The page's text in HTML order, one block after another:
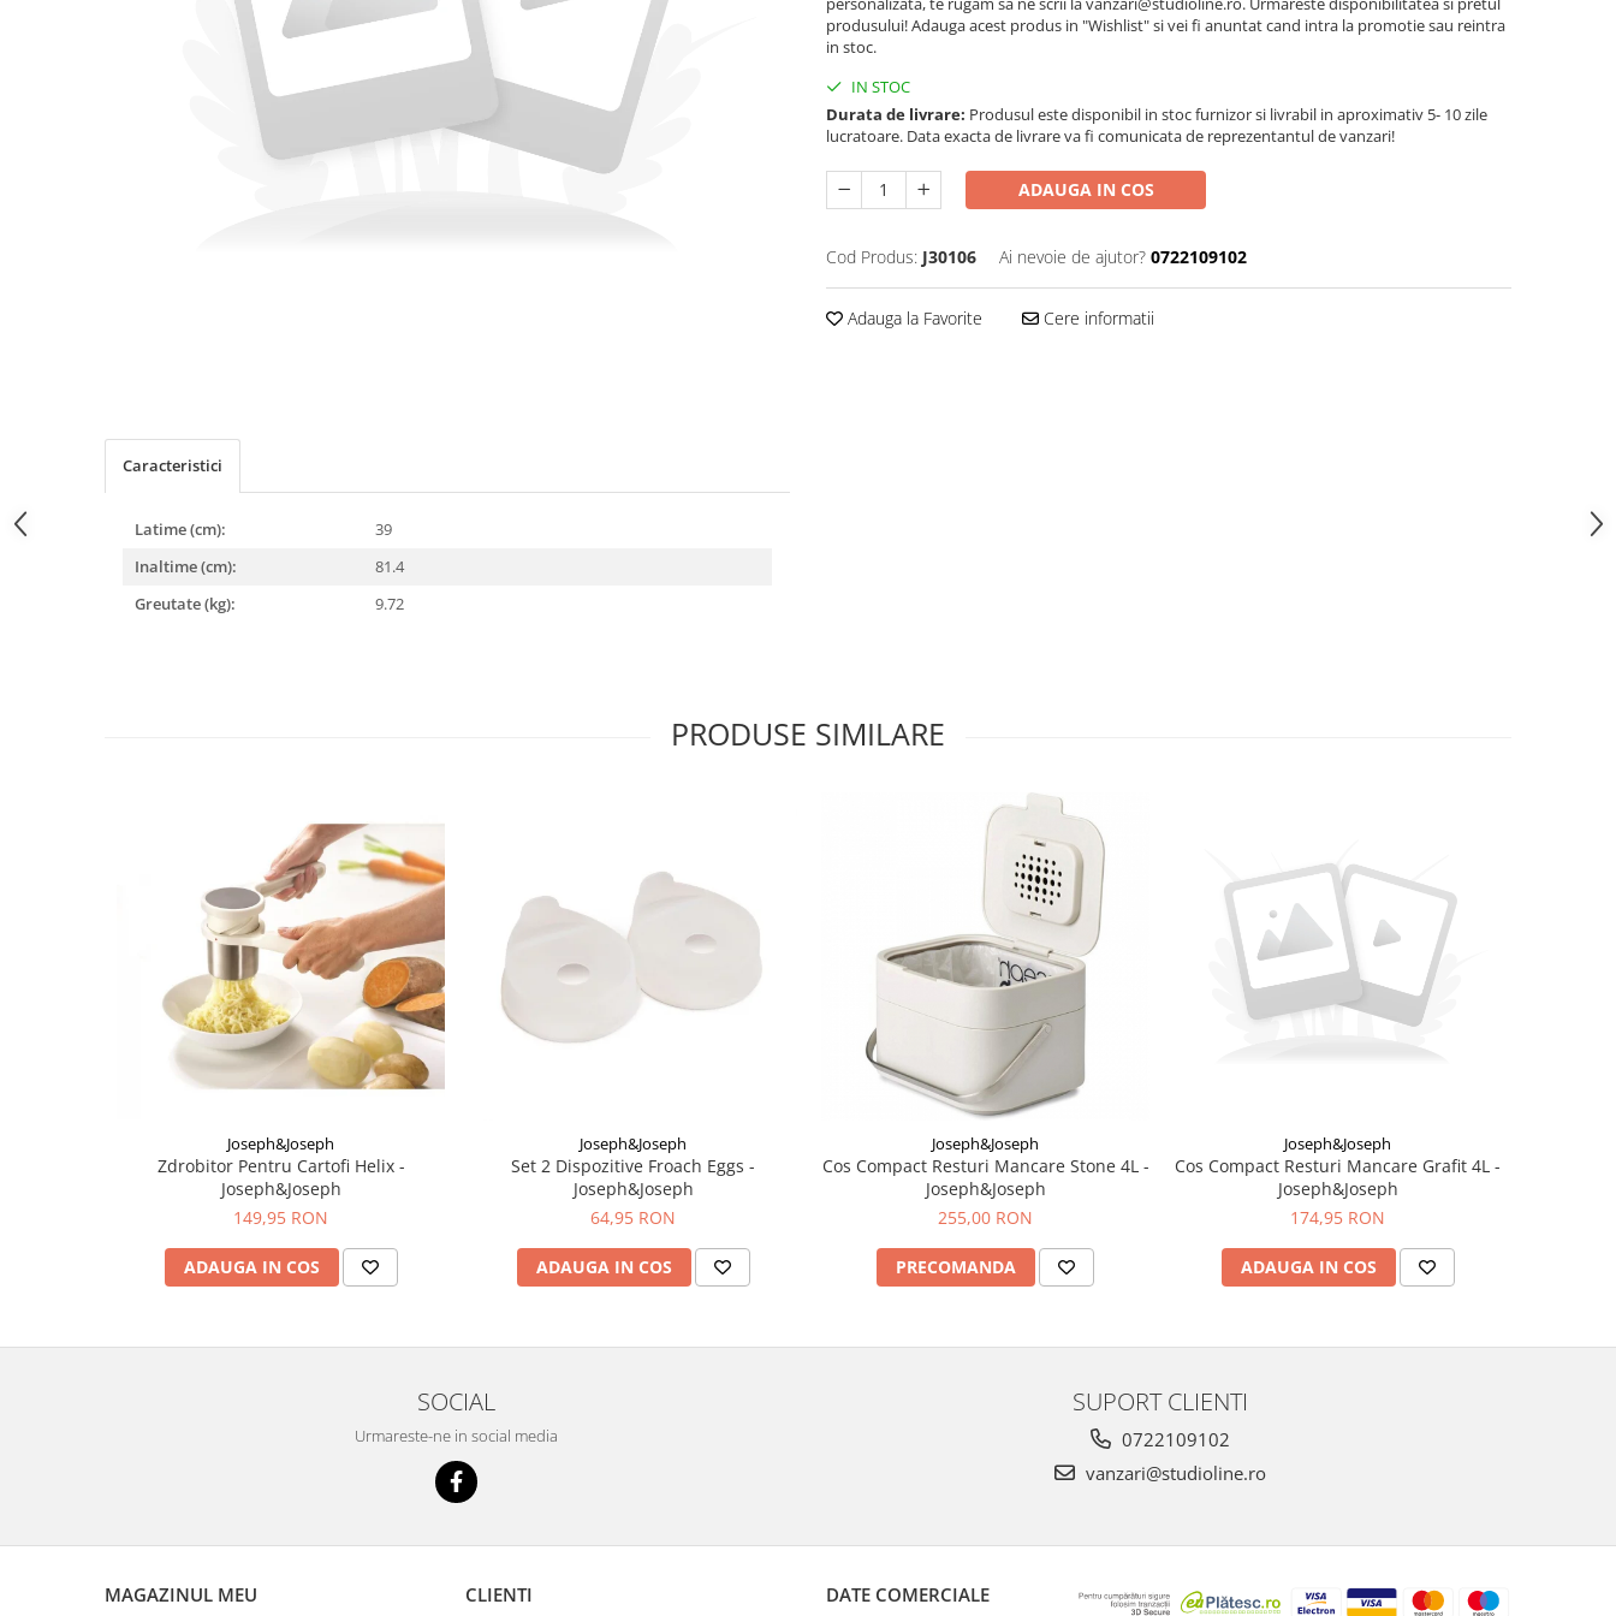
produsului! Adauga acest produs in "Wishlist" si vei fi anuntat cand intra la promotie sau reintra
in stoc.
IN STOC
Durata de livrare: Produsul este disponibil in stoc furnizor si livrabil in aproximativ 5- 10 zile
lucratoare. Data exacta de livrare va fi comunicata de reprezentantul de vanzari!
ADAUGA IN COS
Cod Produs: J30106 Ai nevoie de ajutor? 0722109102
Adauga la Favorite Cere informatii
Caracteristici
Latime (cm):
39
Inaltime (cm):
81.4
Greutate (kg):
9.72
PRODUSE SIMILARE
Joseph&Joseph
Zdrobitor Pentru Cartofi Helix -
Joseph&Joseph
149,95 RON
ADAUGA IN COS
Joseph&Joseph
Set 2 Dispozitive Froach Eggs -
Joseph&Joseph
64,95 RON
ADAUGA IN COS
Joseph&Joseph
Cos Compact Resturi Mancare Stone 4L -
Joseph&Joseph
255,00 RON
PRECOMANDA
Joseph&Joseph
Cos Compact Resturi Mancare Grafit 4L -
Joseph&Joseph
174,95 RON
ADAUGA IN COS
SOCIAL
Urmareste-ne in social media
SUPORT CLIENTI
0722109102
vanzari@studioline.ro
MAGAZINUL MEU CLIENTI DATE COMERCIALE